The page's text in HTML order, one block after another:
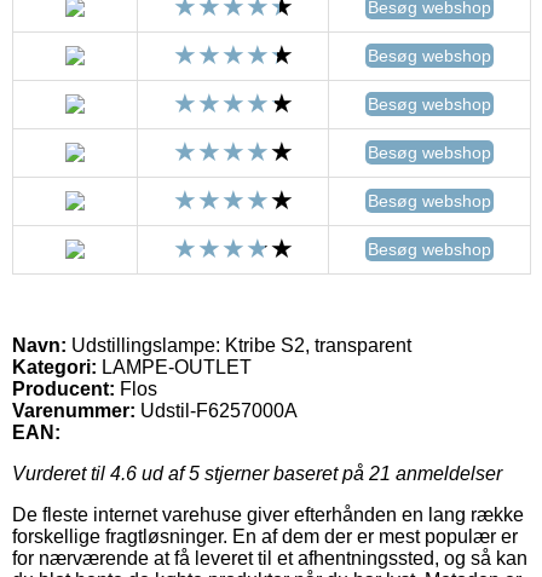
Besøg webshop
Besøg webshop
Besøg webshop
Besøg webshop
Besøg webshop
Besøg webshop
Navn: Udstillingslampe: Ktribe S2, transparent
Kategori: LAMPE-OUTLET
Producent: Flos
Varenummer: Udstil-F6257000A
EAN:
Vurderet til 4.6 ud af 5 stjerner baseret på 21 anmeldelser
De fleste internet varehuse giver efterhånden en lang række
forskellige fragtløsninger. En af dem der er mest populær er
for nærværende at få leveret til et afhentningssted, og så kan